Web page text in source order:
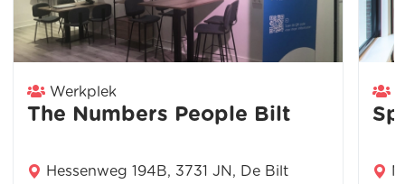
Werkplek
The Numbers People Bilt
Hessenweg 194B, 3731 JN, De Bilt